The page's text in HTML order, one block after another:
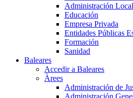
Administración Local
Educación
Empresa Privada
Entidades Públicas
Formación
Sanidad
Baleares
Accedir a Baleares
Àrees
Administración de